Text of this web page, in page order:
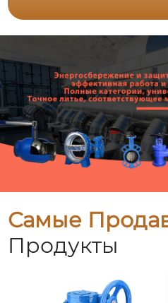
Самые
Продукты